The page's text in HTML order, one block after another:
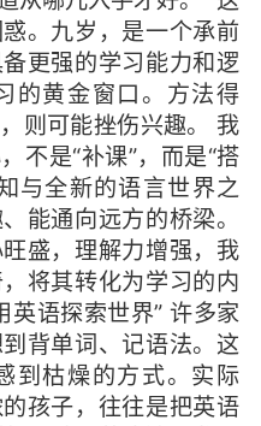
。九岁，是一个承前
更强的学习能力和逻
的黄金窗口。方法得
则可能挫伤兴趣。 我
不是“补课”，而是“搭
与全新的语言世界之
能通向远方的桥梁。
盛，理解力增强，我
将其转化为学习的内
英语探索世界” 许多家
背单词、记语法。这
到枯燥的方式。实际
孩子，往往是把英语